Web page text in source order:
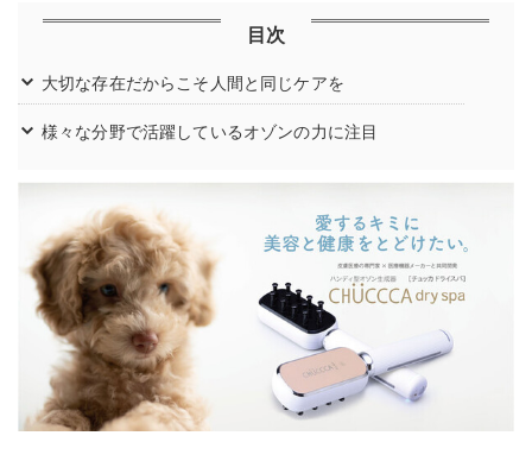
目次
大切な存在だからこそ人間と同じケアを
様々な分野で活躍しているオゾンの力に注目